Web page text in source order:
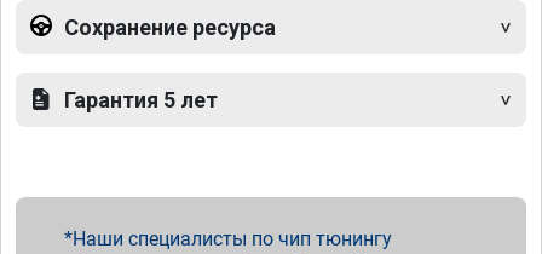
Сохранение ресурса
Гарантия 5 лет
Наши специалисты по чип тюнингу